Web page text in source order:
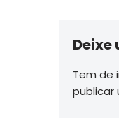
Tem de
publicar